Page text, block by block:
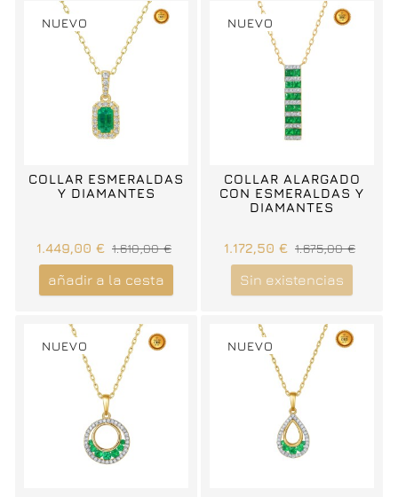
NUEVO
COLLAR ESMERALDAS
Y DIAMANTES
1.449,00 € 1.610,00 €
añadir a la cesta
NUEVO
COLLAR ALARGADO
CON ESMERALDAS Y
DIAMANTES
1.172,50 € 1.675,00 €
Sin existencias
NUEVO NUEVO